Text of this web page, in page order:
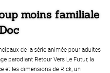
moins familiale
de la série animée pour adultes
parodiant Retour Vers Le Futur, la
et les dimensions de Rick, un